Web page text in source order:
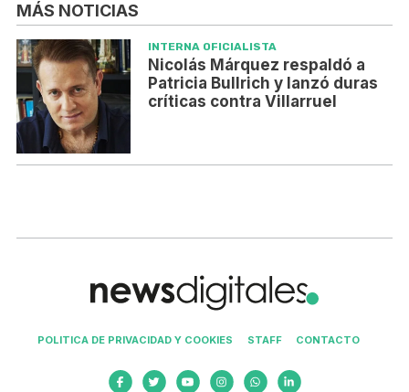
MÁS NOTICIAS
INTERNA OFICIALISTA
Nicolás Márquez respaldó a
Patricia Bullrich y lanzó duras
críticas contra Villarruel
POLITICA DE PRIVACIDAD Y COOKIES STAFF CONTACTO